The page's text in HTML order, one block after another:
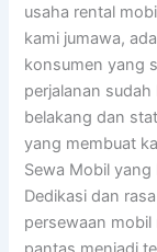
usaha rental
kami jumawa,
konsumen yang
perjalanan
belakang dan
yang membuat
Sewa Mobil
Dedikasi dan
persewaan